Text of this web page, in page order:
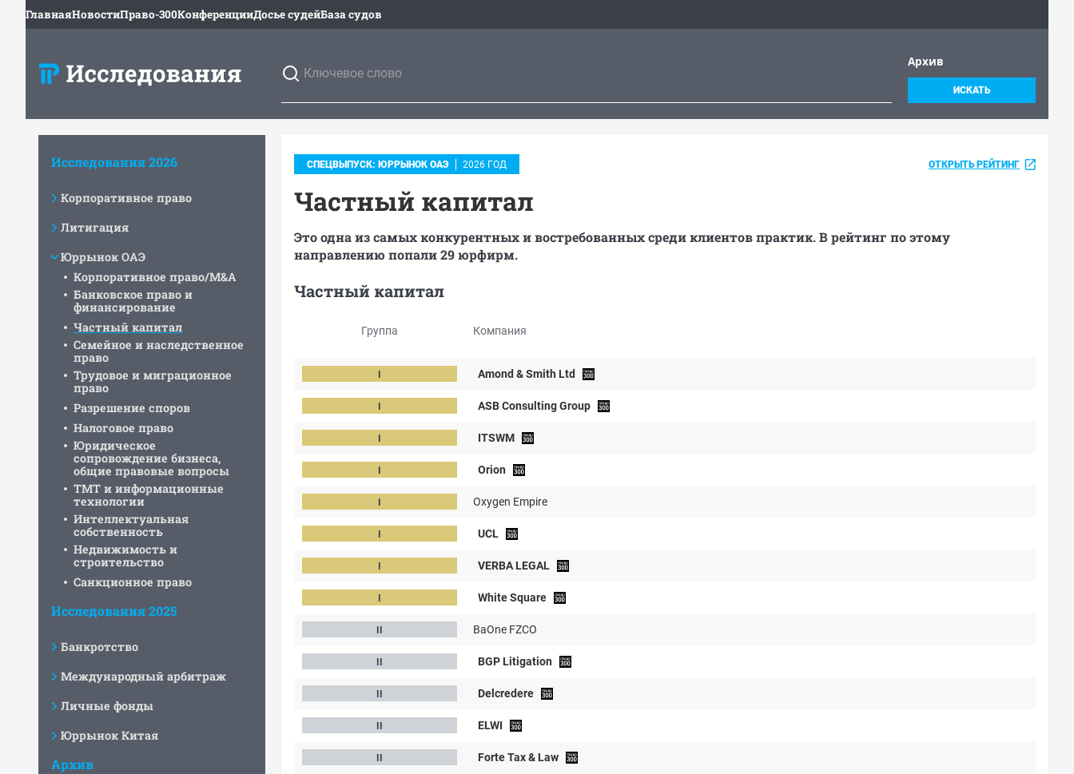
ГлавнаяНовостиПраво-300КонференцииДосье судейБаза судов
Архив
ИСКАТЬ
Исследования 2026
Корпоративное право
Литигация
Юррынок ОАЭ
Корпоративное право/M&A
Банковское право и
финансирование
Частный капитал
Семейное и наследственное
право
Трудовое и миграционное
право
Разрешение споров
Налоговое право
Юридическое
сопровождение бизнеса,
общие правовые вопросы
ТМТ и информационные
технологии
Интеллектуальная
собственность
Недвижимость и
строительство
Санкционное право
Исследования 2025
Банкротство
Международный арбитраж
Личные фонды
Юррынок Китая
Архив
СПЕЦВЫПУСК: ЮРРЫНОК ОАЭ 2026 ГОД ОТКРЫТЬ РЕЙТИНГ
Частный капитал
Это одна из самых конкурентных и востребованных среди клиентов практик. В рейтинг по этому
направлению попали 29 юрфирм.
Частный капитал
Группа Компания
Amond & Smith Ltd
ASB Consulting Group
ITSWM
Orion
Oxygen Empire
UCL
VERBA LEGAL
White Square
BaOne FZCO
BGP Litigation
Delcredere
ELWI
Forte Tax & Law